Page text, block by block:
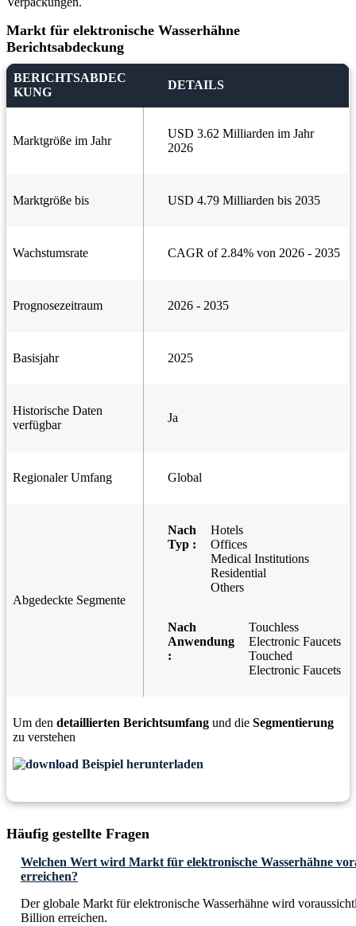
Markt für elektronische Wasserhähne
Berichtsabdeckung
BERICHTSABDEC
KUNG
DETAILS
Marktgröße im Jahr
USD 3.62 Milliarden im Jahr
2026
Marktgröße bis USD 4.79 Milliarden bis 2035
Wachstumsrate CAGR of 2.84% von 2026 - 2035
Prognosezeitraum 2026 - 2035
Basisjahr 2025
Historische Daten
verfügbar
Ja
Regionaler Umfang Global
Abgedeckte Segmente
Nach
Typ :
Hotels
Offices
Medical Institutions
Residential
Others
Nach
Anwendung
:
Touchless
Electronic Faucets
Touched
Electronic Faucets
Um den detaillierten Berichtsumfang und die Segmentierung
zu verstehen
Beispiel herunterladen
Häufig gestellte Fragen
Welchen Wert wird Markt für elektronische Wasserhähne
erreichen?
Der globale Markt für elektronische Wasserhähne wird
Billion erreichen.